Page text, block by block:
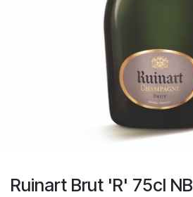
Ruinart Brut 'R' 75cl NB